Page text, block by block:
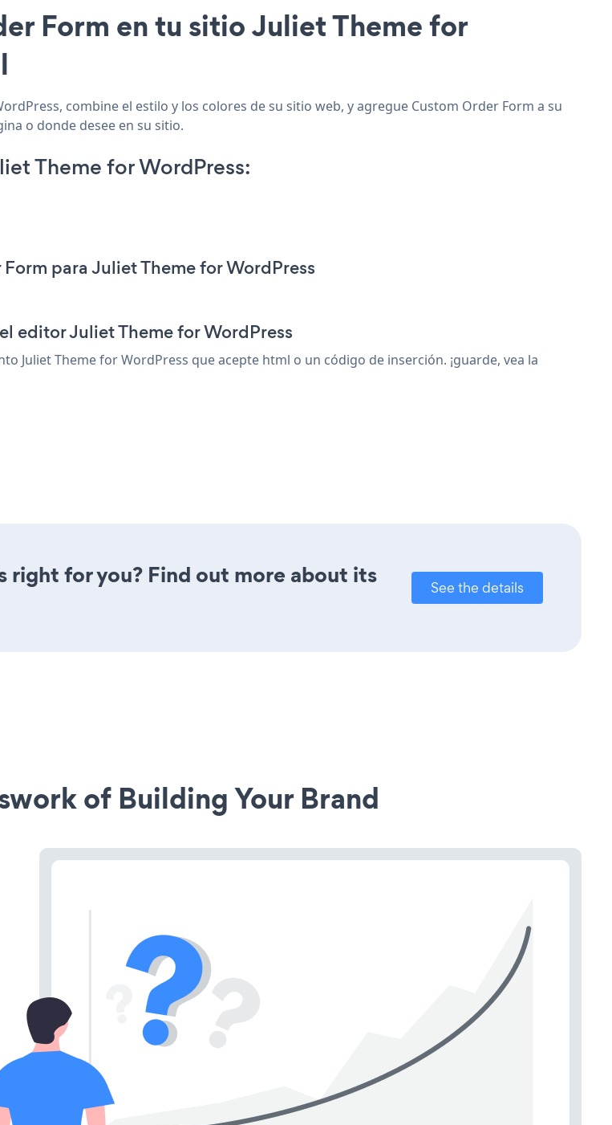
Form en tu sitio Juliet Theme for
combine el estilo y los colores de su sitio web, y agregue Custom Order Form a su
o donde desee en su sitio.
Theme for WordPress:
para Juliet Theme for WordPress
editor Juliet Theme for WordPress
Juliet Theme for WordPress que acepte html o un código de inserción. ¡guarde, vea la
right for you? Find out more about its
See the details
of Building Your Brand